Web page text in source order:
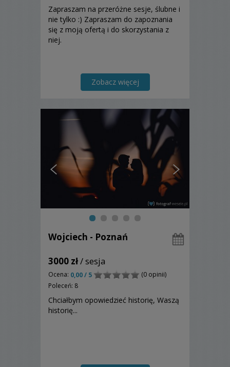
Zapraszam na przeróżne sesje, ślubne i
nie tylko :) Zapraszam do zapoznania
się z moją ofertą i do skorzystania z
niej.
Zobacz więcej
Wojciech - Poznań
3000 zł/ sesja
Ocena: 0,00 / 5
(0 opinii)
Poleceń: 8
Chciałbym opowiedzieć historię, Waszą
historię...